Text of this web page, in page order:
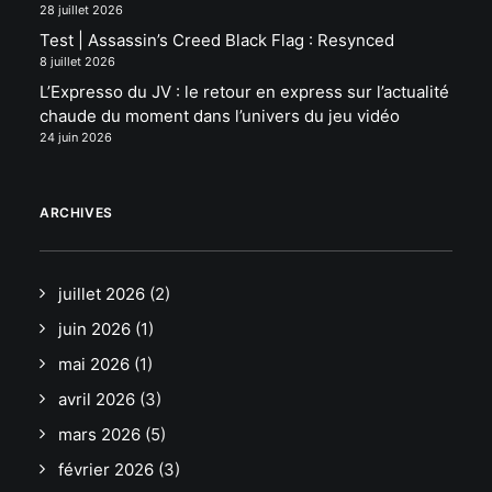
28 juillet 2026
Test | Assassin’s Creed Black Flag : Resynced
8 juillet 2026
L’Expresso du JV : le retour en express sur l’actualité
chaude du moment dans l’univers du jeu vidéo
24 juin 2026
ARCHIVES
juillet 2026 (2)
juin 2026 (1)
mai 2026 (1)
avril 2026 (3)
mars 2026 (5)
février 2026 (3)